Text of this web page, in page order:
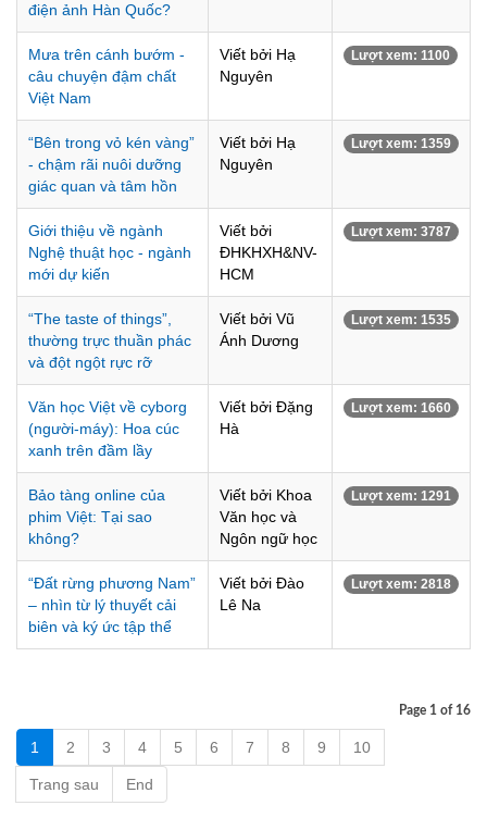
điện ảnh Hàn Quốc?
Mưa trên cánh bướm -
câu chuyện đậm chất
Việt Nam
Viết bởi Hạ
Nguyên
Lượt xem: 1100
“Bên trong vỏ kén vàng”
- chậm rãi nuôi dưỡng
giác quan và tâm hồn
Viết bởi Hạ
Nguyên
Lượt xem: 1359
Giới thiệu về ngành
Nghệ thuật học - ngành
mới dự kiến
Viết bởi
ĐHKHXH&NV-
HCM
Lượt xem: 3787
“The taste of things”,
thường trực thuần phác
và đột ngột rực rỡ
Viết bởi Vũ
Ánh Dương
Lượt xem: 1535
Văn học Việt về cyborg
(người-máy): Hoa cúc
xanh trên đầm lầy
Viết bởi Đặng
Hà
Lượt xem: 1660
Bảo tàng online của
phim Việt: Tại sao
không?
Viết bởi Khoa
Văn học và
Ngôn ngữ học
Lượt xem: 1291
“Đất rừng phương Nam”
– nhìn từ lý thuyết cải
biên và ký ức tập thể
Viết bởi Đào
Lê Na
Lượt xem: 2818
Page 1 of 16
1 2 3 4 5 6 7 8 9 10
Trang sau End